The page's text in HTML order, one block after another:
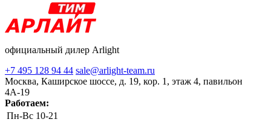
официальный дилер Arlight
+7 495 128 94 44 sale@arlight-team.ru
Москва, Каширское шоссе, д. 19, кор. 1, этаж 4, павильон
4А-19
Работаем:
Пн-Вс 10-21